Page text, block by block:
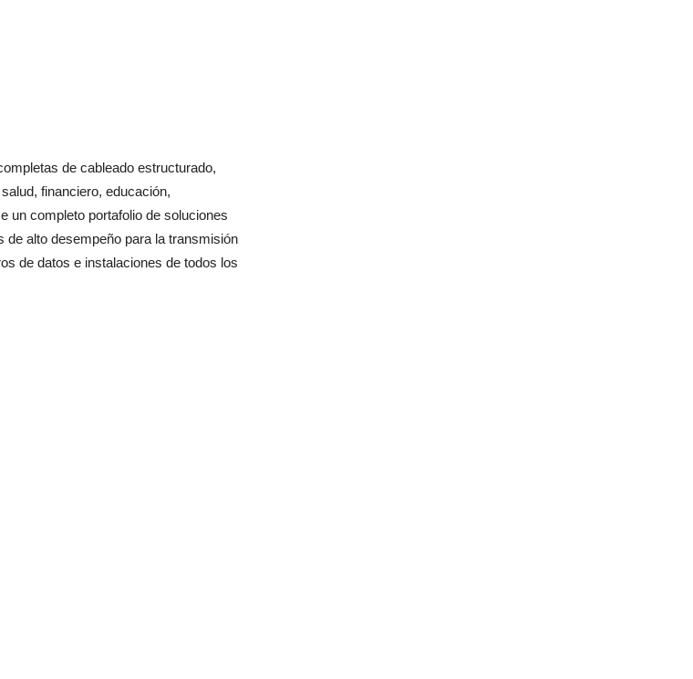
de cableado estructurado,
financiero, educación,
un completo portafolio de soluciones
de alto desempeño para la transmisión
de datos e instalaciones de todos los